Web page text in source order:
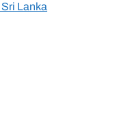
Sri Lanka